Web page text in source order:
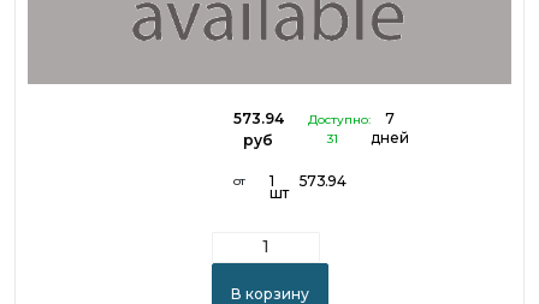
573.94
руб
Доступно:
31
7
дней
от 1
шт
573.94
В корзину